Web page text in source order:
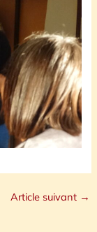
Article suivant →